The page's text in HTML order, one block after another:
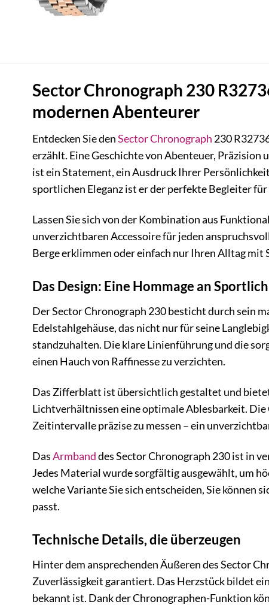
Sector Chronograph 230
modernen Abenteurer
Entdecken Sie denSectorChronograph 230
erzählt. Eine Geschichte von Abenteuer,
ist ein Statement, ein Ausdruck Ihrer
sportlichen Eleganz ist er der perfekte Begleiter
Lassen Sie sich von der Kombination aus
unverzichtbaren Accessoire für jeden
Berge erklimmen oder einfach nur Ihren Alltag
Das Design: Eine Hommage an
Der Sector Chronograph 230 besticht durch sein
Edelstahlgehäuse, das nicht nur für seine
standzuhalten. Die klare Linienführung und die
einen Hauch von Raffinesse zu verzichten.
Das Zifferblatt ist übersichtlich gestaltet und
Lichtverhältnissen eine optimale Ablesbarkeit.
Zeitintervalle präzise zu messen – ein
DasArmbanddes Sector Chronograph 230 ist in
Jedes Material wurde sorgfältig ausgewählt, um
welche Variante Sie sich entscheiden, Sie können
passt.
Technische Details, die überzeugen
Hinter dem ansprechenden Äußeren des Sector
Zuverlässigkeit garantiert. Das Herzstück bildet
bekannt ist. Dank der Chronographen-Funktion